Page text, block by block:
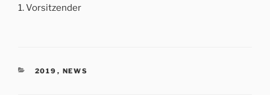
1. Vorsitzender
KATEGORIEN
2019 , NEWS